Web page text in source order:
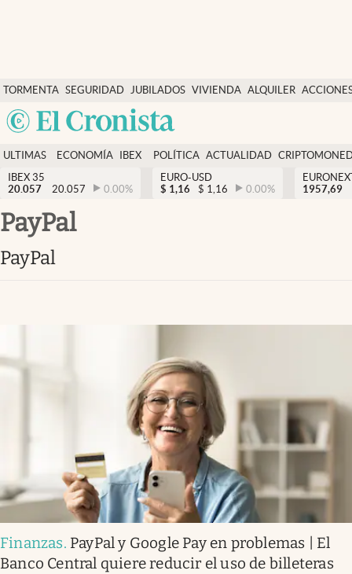
TORMENTA SEGURIDAD
SOCIAL
JUBILADOS VIVIENDA ALQUILER
USA
Economía y finanzas
Política
Actualidad
Criptomonedas
España
ULTIMAS
NOTICIAS
ECONOMÍA
FINANZAS
IBEX
EURO
POLÍTICA ACTUALIDAD
IBEX 35
20.057
20.057 0.00%
EURO-USD
$ 1,16 $ 1,16 0.00%
1957,69
PayPal
PayPal
Finanzas. PayPal y Google Pay en problemas | El
Banco Central quiere reducir el uso de billeteras